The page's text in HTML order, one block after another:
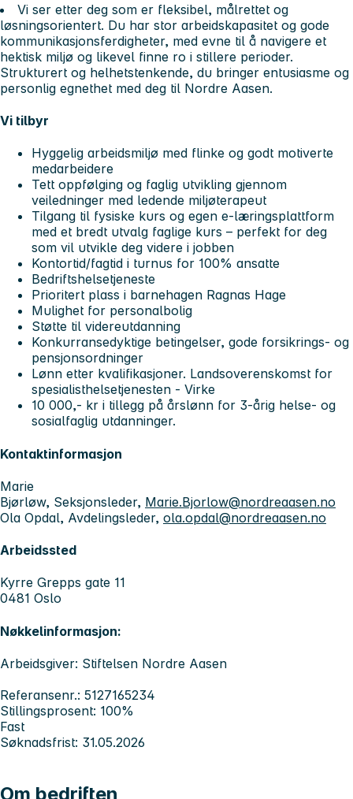
Vi ser etter deg som er fleksibel, målrettet og
løsningsorientert. Du har stor arbeidskapasitet og gode
kommunikasjonsferdigheter, med evne til å navigere et
hektisk miljø og likevel finne ro i stillere perioder.
Strukturert og helhetstenkende, du bringer entusiasme og
personlig egnethet med deg til Nordre Aasen.
Vi tilbyr
Hyggelig arbeidsmiljø med flinke og godt motiverte
medarbeidere
Tett oppfølging og faglig utvikling gjennom
veiledninger med ledende miljøterapeut
Tilgang til fysiske kurs og egen e-læringsplattform
med et bredt utvalg faglige kurs – perfekt for deg
som vil utvikle deg videre i jobben
Kontortid/fagtid i turnus for 100% ansatte
Bedriftshelsetjeneste
Prioritert plass i barnehagen Ragnas Hage
Mulighet for personalbolig
Støtte til videreutdanning
Konkurransedyktige betingelser, gode forsikrings- og
pensjonsordninger
Lønn etter kvalifikasjoner. Landsoverenskomst for
spesialisthelsetjenesten - Virke
10 000,- kr i tillegg på årslønn for 3-årig helse- og
sosialfaglig utdanninger.
Kontaktinformasjon
Marie
Bjørløw, Seksjonsleder, Marie.Bjorlow@nordreaasen.no
Ola Opdal, Avdelingsleder, ola.opdal@nordreaasen.no
Arbeidssted
Kyrre Grepps gate 11
0481 Oslo
Nøkkelinformasjon:
Arbeidsgiver: Stiftelsen Nordre Aasen
Referansenr.: 5127165234
Stillingsprosent: 100%
Fast
Søknadsfrist: 31.05.2026
Om bedriften